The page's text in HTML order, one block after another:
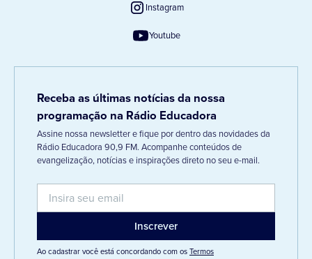
Instagram
Youtube
Receba as últimas notícias da nossa
programação na Rádio Educadora
Assine nossa newsletter e fique por dentro das novidades da
Rádio Educadora 90,9 FM. Acompanhe conteúdos de
evangelização, notícias e inspirações direto no seu e-mail.
Ao cadastrar você está concordando com osTermos